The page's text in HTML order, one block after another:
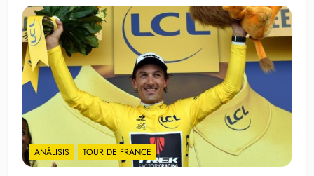
ANÁLISIS TOUR DE FRANCE